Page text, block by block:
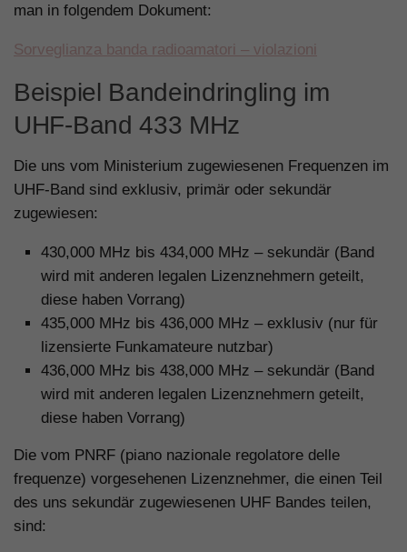
man in folgendem Dokument:
Sorveglianza banda radioamatori – violazioni
Beispiel Bandeindringling im
UHF-Band 433 MHz
Die uns vom Ministerium zugewiesenen Frequenzen im
UHF-Band sind exklusiv, primär oder sekundär
zugewiesen:
430,000 MHz bis 434,000 MHz – sekundär (Band
wird mit anderen legalen Lizenznehmern geteilt,
diese haben Vorrang)
435,000 MHz bis 436,000 MHz – exklusiv (nur für
lizensierte Funkamateure nutzbar)
436,000 MHz bis 438,000 MHz – sekundär (Band
wird mit anderen legalen Lizenznehmern geteilt,
diese haben Vorrang)
Die vom PNRF (piano nazionale regolatore delle
frequenze) vorgesehenen Lizenznehmer, die einen Teil
des uns sekundär zugewiesenen UHF Bandes teilen,
sind: